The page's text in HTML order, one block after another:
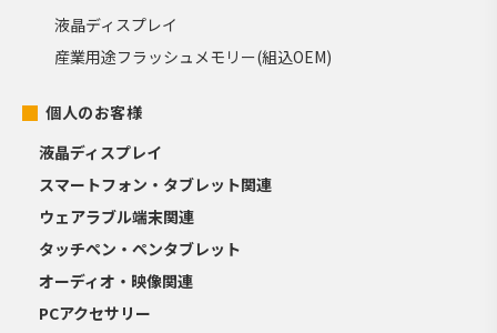
液晶ディスプレイ
産業用途フラッシュメモリー(組込OEM)
個人のお客様
液晶ディスプレイ
スマートフォン・タブレット関連
ウェアラブル端末関連
タッチペン・ペンタブレット
オーディオ・映像関連
PCアクセサリー